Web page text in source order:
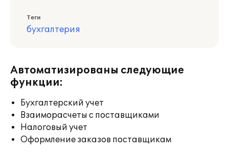
Теги
бухгалтерия
Автоматизированы следующие
функции:
Бухгалтерский учет
Взаиморасчеты с поставщиками
Налоговый учет
Оформление заказов поставщикам